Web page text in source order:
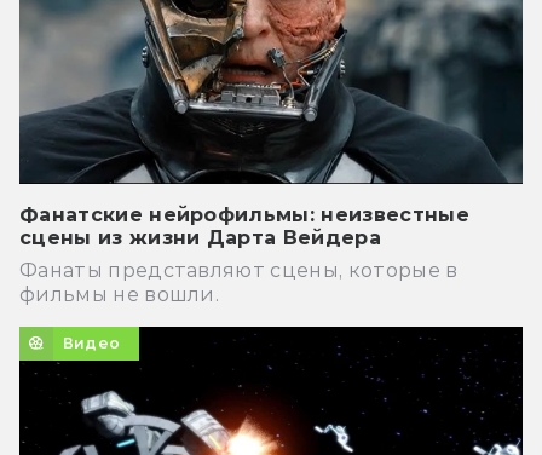
Фанатские нейрофильмы: неизвестные
сцены из жизни Дарта Вейдера
Фанаты представляют сцены, которые в
фильмы не вошли.
Видео